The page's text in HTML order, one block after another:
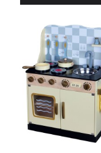
SZYBKI PODGLĄD